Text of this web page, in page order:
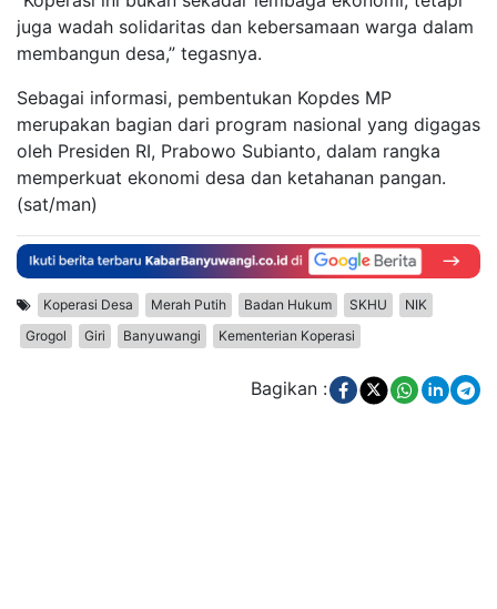
juga wadah solidaritas dan kebersamaan warga dalam
membangun desa,” tegasnya.
Sebagai informasi, pembentukan Kopdes MP
merupakan bagian dari program nasional yang digagas
oleh Presiden RI, Prabowo Subianto, dalam rangka
memperkuat ekonomi desa dan ketahanan pangan.
(sat/man)
Koperasi Desa Merah Putih Badan Hukum SKHU
NIK
Grogol
Giri Banyuwangi Kementerian Koperasi
Bagikan :